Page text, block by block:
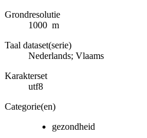
Grondresolutie
1000 m
Taal dataset(serie)
Nederlands; Vlaams
Karakterset
utf8
Categorie(en)
gezondheid